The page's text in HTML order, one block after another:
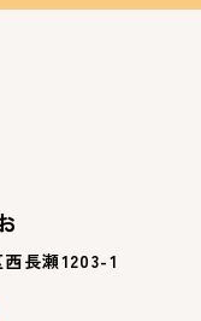
長瀬1203-1